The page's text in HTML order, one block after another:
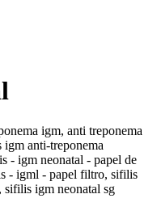
igm, anti treponema
igm anti-treponema
- igm neonatal - papel de
- igml - papel filtro, sifilis
sifilis igm neonatal sg